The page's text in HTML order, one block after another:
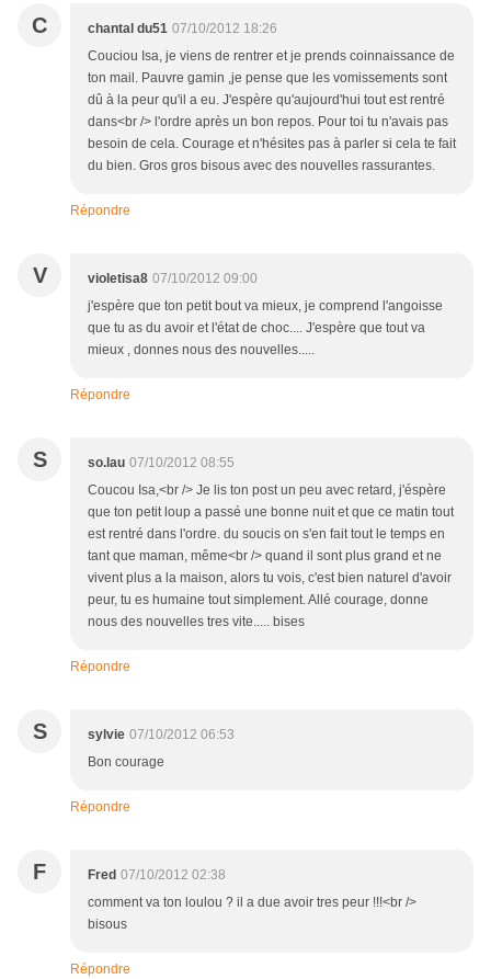
C chantal du51 07/10/2012 18:26
Couciou Isa, je viens de rentrer et je prends coinnaissance de
ton mail. Pauvre gamin ,je pense que les vomissements sont
dû à la peur qu'il a eu. J'espère qu'aujourd'hui tout est rentré
dans<br /> l'ordre après un bon repos. Pour toi tu n'avais pas
besoin de cela. Courage et n'hésites pas à parler si cela te fait
du bien. Gros gros bisous avec des nouvelles rassurantes.
Répondre
V violetisa8 07/10/2012 09:00
j'espère que ton petit bout va mieux, je comprend l'angoisse
que tu as du avoir et l'état de choc.... J'espère que tout va
mieux , donnes nous des nouvelles.....
Répondre
S so.lau 07/10/2012 08:55
Coucou Isa,<br /> Je lis ton post un peu avec retard, j'éspère
que ton petit loup a passé une bonne nuit et que ce matin tout
est rentré dans l'ordre. du soucis on s'en fait tout le temps en
tant que maman, même<br /> quand il sont plus grand et ne
vivent plus a la maison, alors tu vois, c'est bien naturel d'avoir
peur, tu es humaine tout simplement. Allé courage, donne
nous des nouvelles tres vite..... bises
Répondre
S sylvie 07/10/2012 06:53
Bon courage
Répondre
F Fred 07/10/2012 02:38
comment va ton loulou ? il a due avoir tres peur !!!<br />
bisous
Répondre